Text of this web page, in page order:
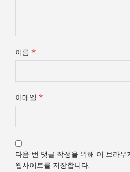
이름 *
이메일 *
다음 번 댓글 작성을 위해 이 브라우
웹사이트를 저장합니다.